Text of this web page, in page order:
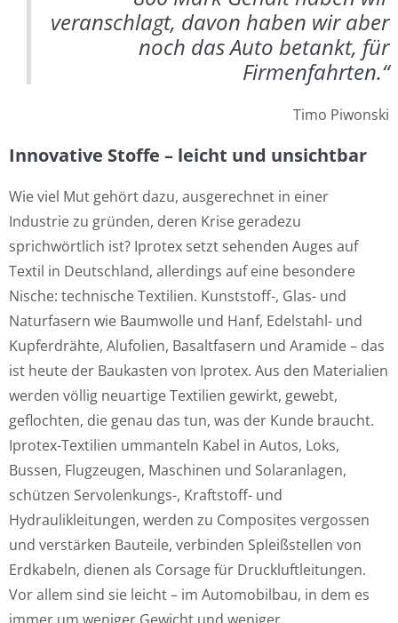
veranschlagt, davon haben wir aber
noch das Auto betankt, für
Firmenfahrten.“
Timo Piwonski
Innovative Stoffe – leicht und unsichtbar
Wie viel Mut gehört dazu, ausgerechnet in einer
Industrie zu gründen, deren Krise geradezu
sprichwörtlich ist? Iprotex setzt sehenden Auges auf
Textil in Deutschland, allerdings auf eine besondere
Nische: technische Textilien. Kunststoff-, Glas- und
Naturfasern wie Baumwolle und Hanf, Edelstahl- und
Kupferdrähte, Alufolien, Basaltfasern und Aramide – das
ist heute der Baukasten von Iprotex. Aus den Materialien
werden völlig neuartige Textilien gewirkt, gewebt,
geflochten, die genau das tun, was der Kunde braucht.
Iprotex-Textilien ummanteln Kabel in Autos, Loks,
Bussen, Flugzeugen, Maschinen und Solaranlagen,
schützen Servolenkungs-, Kraftstoff- und
Hydraulikleitungen, werden zu Composites vergossen
und verstärken Bauteile, verbinden Spleißstellen von
Erdkabeln, dienen als Corsage für Druckluftleitungen.
Vor allem sind sie leicht – im Automobilbau, in dem es